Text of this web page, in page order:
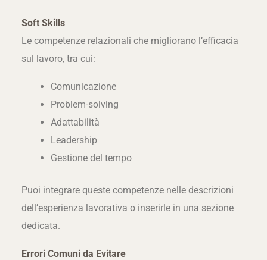
Soft Skills
Le competenze relazionali che migliorano l’efficacia
sul lavoro, tra cui:
Comunicazione
Problem-solving
Adattabilità
Leadership
Gestione del tempo
Puoi integrare queste competenze nelle descrizioni
dell’esperienza lavorativa o inserirle in una sezione
dedicata.
Errori Comuni da Evitare